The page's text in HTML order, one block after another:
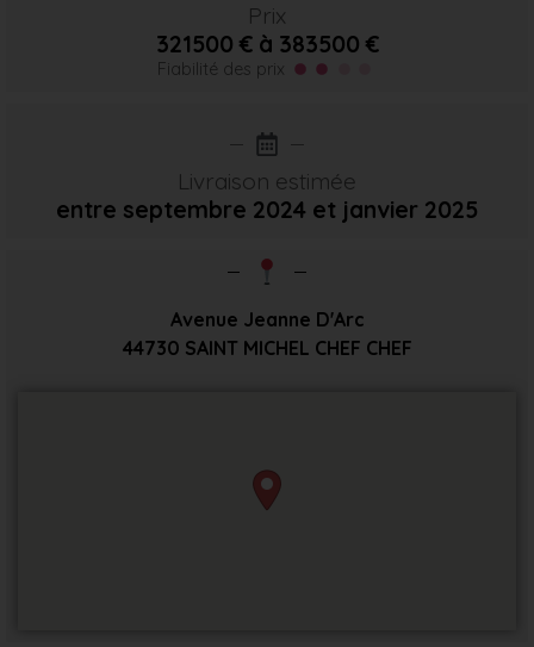
Prix
321500 € à 383500 €
Fiabilité des prix
Livraison estimée
entre septembre 2024 et janvier 2025
Avenue Jeanne D'Arc
44730 SAINT MICHEL CHEF CHEF